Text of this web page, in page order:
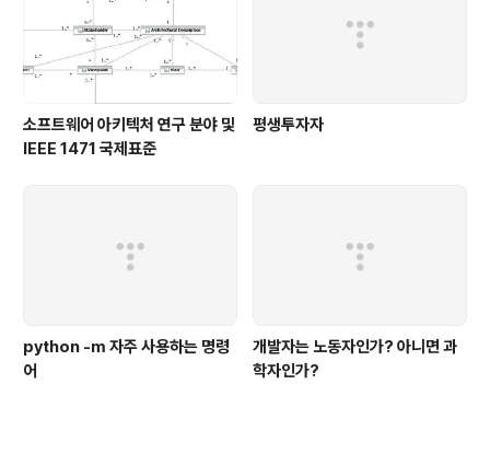
소프트웨어 아키텍처 연구 분야 및
IEEE 1471 국제표준
평생투자자
python -m 자주 사용하는 명령
어
개발자는 노동자인가? 아니면 과
학자인가?